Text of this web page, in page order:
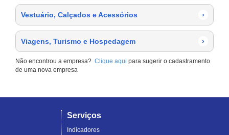
Vestuário, Calçados e Acessórios ›
Viagens, Turismo e Hospedagem ›
Não encontrou a empresa? Clique aqui para sugerir o cadastramento
de uma nova empresa
Serviços
Indicadores